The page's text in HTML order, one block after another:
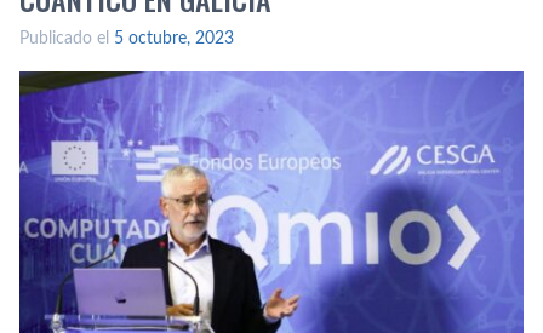
Publicado el 5 octubre, 2023